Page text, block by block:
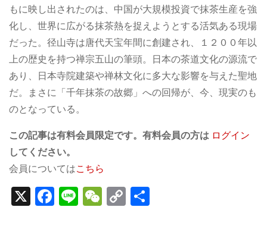
もに映し出されたのは、中国が大規模投資で抹茶生産を強
化し、世界に広がる抹茶熱を捉えようとする活気ある現場
だった。径山寺は唐代天宝年間に創建され、１２００年以
上の歴史を持つ禅宗五山の筆頭。日本の茶道文化の源流で
あり、日本寺院建築や禅林文化に多大な影響を与えた聖地
だ。まさに「千年抹茶の故郷」への回帰が、今、現実のも
のとなっている。
この記事は有料会員限定です。有料会員の方は ログイン
してください。
会員についてはこちら
X F
a
Li
n
W
e
C
o